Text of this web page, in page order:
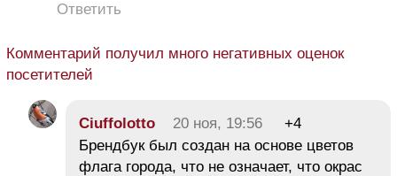
Ответить
Комментарий получил много негативных оценок
посетителей
Ciuffolotto 20 ноя, 19:56
+4
Брендбук был создан на основе цветов
флага города, что не означает, что окрас